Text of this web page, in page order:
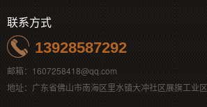
联系方式
13928587292
邮箱：1607258418@qq.com
地址：广东省佛山市南海区里水镇大冲社区展旗工业